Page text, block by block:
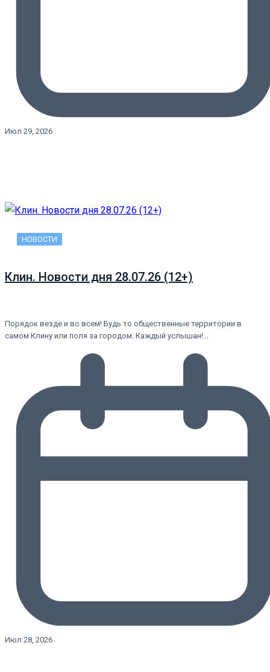
Июл 29, 2026
НОВОСТИ
Клин. Новости дня 28.07.26 (12+)
Порядок везде и во всем! Будь то общественные территории в
самом Клину или поля за городом. Каждый услышан!…
Июл 28, 2026